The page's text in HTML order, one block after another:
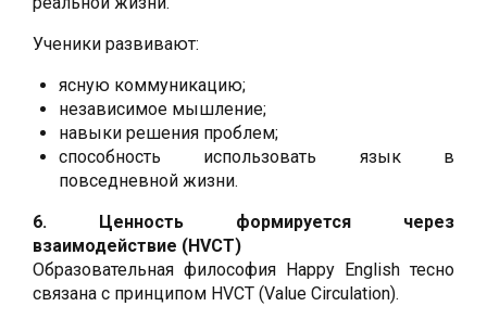
Ученики развивают:
ясную коммуникацию;
независимое мышление;
навыки решения проблем;
способность использовать язык в
повседневной жизни.
6. Ценность формируется через
взаимодействие (HVCT)
Образовательная философия Happy English тесно
связана с принципом HVCT (Value Circulation).